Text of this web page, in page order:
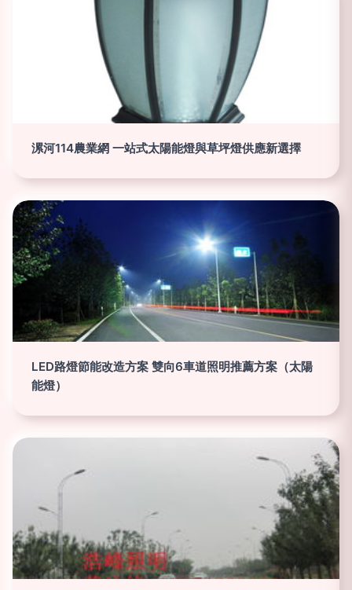
漯河114農業網 一站式太陽能燈與草坪燈供應新選擇
LED路燈節能改造方案 雙向6車道照明推薦方案（太陽
能燈）